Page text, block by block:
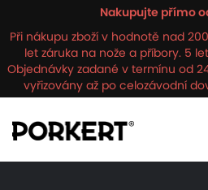
Nakupujte přímo
Při nákupu zboží v hodnotě nad
let záruka na nože a příbory. 5
Objednávky zadané v termínu od
vyřizovány až po celozávodní